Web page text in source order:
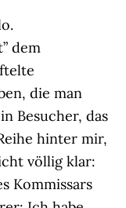
dem
die man
Besucher, das
hinter mir,
völlig klar:
Kommissars